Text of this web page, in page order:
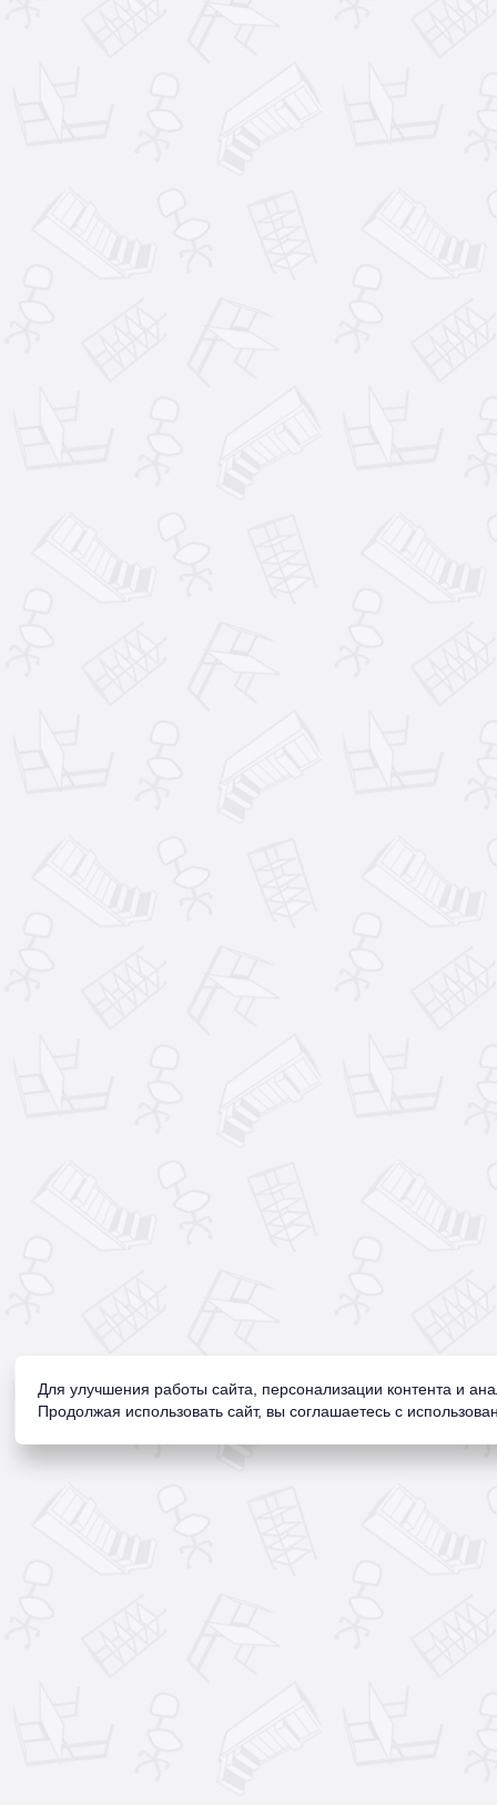
Для улучшения работы сайта, персонализации контента и
Продолжая использовать сайт, вы соглашаетесь с